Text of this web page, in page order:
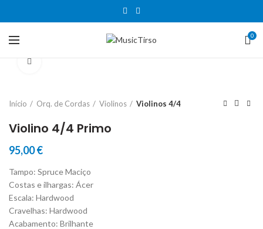
0
Início Orq. de Cordas Violinos Violinos 4/4
Violino 4/4 Primo
95,00€
Tampo: Spruce Maciço
Costas e ilhargas: Ácer
Escala: Hardwood
Cravelhas: Hardwood
Acabamento: Brilhante